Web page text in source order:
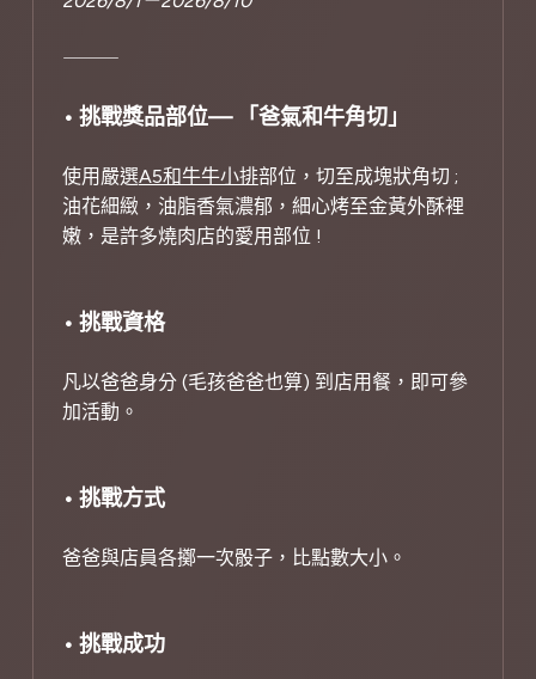
⸻
• 挑戰獎品部位— 「爸氣和牛角切」
使用嚴選A5和牛牛小排部位，切至成塊狀角切 ;
油花細緻，油脂香氣濃郁，細心烤至金黃外酥裡
嫩，是許多燒肉店的愛用部位 !
• 挑戰資格
凡以爸爸身分 (毛孩爸爸也算) 到店用餐，即可參
加活動。
• 挑戰方式
爸爸與店員各擲一次骰子，比點數大小。
• 挑戰成功